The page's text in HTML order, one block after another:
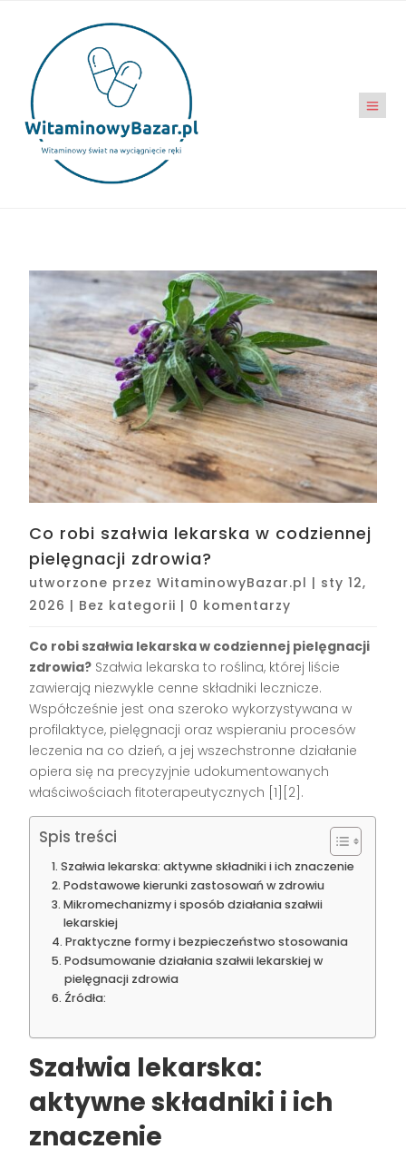
Co robi szałwia lekarska w codziennej
pielęgnacji zdrowia?
utworzone przezWitaminowyBazar.pl | sty 12,
2026 | Bez kategorii | 0 komentarzy
Co robi szałwia lekarska w codziennej pielęgnacji
zdrowia? Szałwia lekarska to roślina, której liście
zawierają niezwykle cenne składniki lecznicze.
Współcześnie jest ona szeroko wykorzystywana w
profilaktyce, pielęgnacji oraz wspieraniu procesów
leczenia na co dzień, a jej wszechstronne działanie
opiera się na precyzyjnie udokumentowanych
właściwościach fitoterapeutycznych [1][2] .
Spis treści
Szałwia lekarska: aktywne składniki i ich znaczenie
Podstawowe kierunki zastosowań w zdrowiu
Mikromechanizmy i sposób działania szałwii
lekarskiej
Praktyczne formy i bezpieczeństwo stosowania
Podsumowanie działania szałwii lekarskiej w
pielęgnacji zdrowia
Źródła:
Szałwia lekarska:
aktywne składniki i ich
znaczenie